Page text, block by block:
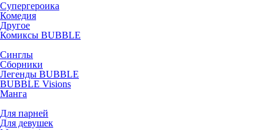
Супергероика
Комедия
Другое
Комиксы BUBBLE
Синглы
Сборники
Легенды BUBBLE
BUBBLE Visions
Манга
Для парней
Для девушек